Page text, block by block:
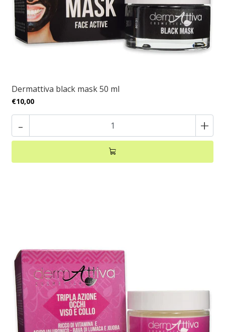
Dermattiva black mask 50 ml
€10,00
- +